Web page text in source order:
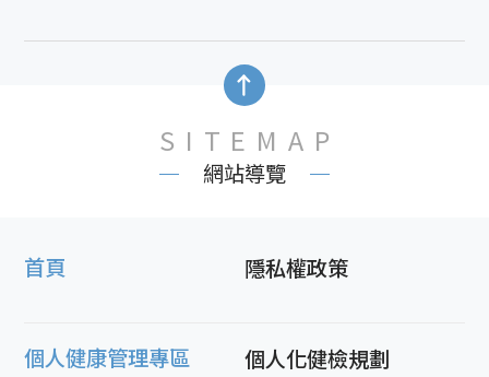
SITEMAP
網站導覽
首頁 隱私權政策
個人健康管理專區
個人化健檢規劃